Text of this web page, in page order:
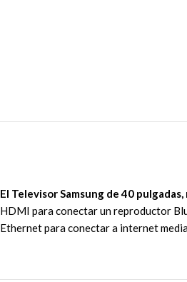
El Televisor Samsung de 40
HDMI para conectar un reproductor
Ethernet para conectar a internet